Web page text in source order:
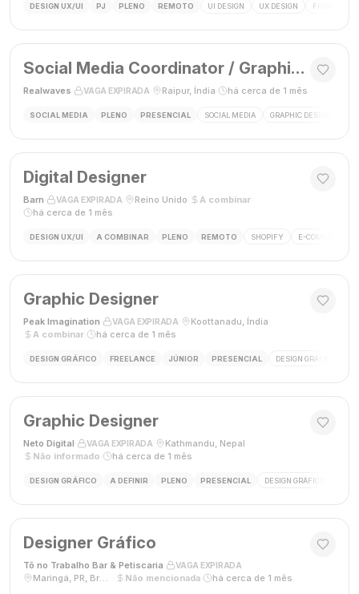
DESIGN UX/UI PJ PLENO REMOTO UI DESIGN UX DESIGN FIGMA
Social Media Coordinator / Graphic Designer
Realwaves VAGA EXPIRADA Raipur, Índia há cerca de 1 mês
SOCIAL MEDIA PLENO PRESENCIAL SOCIAL MEDIA GRAPHIC DESIGN
Digital Designer
Barn VAGA EXPIRADA Reino Unido A combinar·
há cerca de 1 mês
DESIGN UX/UI A COMBINAR PLENO REMOTO SHOPIFY E-COMMERCE
Graphic Designer
Peak Imagination VAGA EXPIRADA Koottanadu, Índia
A combinar
há cerca de 1 mês
DESIGN GRÁFICO FREELANCE JÚNIOR PRESENCIAL DESIGN GRÁFICO
Graphic Designer
Neto Digital VAGA EXPIRADA Kathmandu, Nepal
Não informado
há cerca de 1 mês
DESIGN GRÁFICO A DEFINIR PLENO PRESENCIAL DESIGN GRÁFICO
Designer Gráfico
Tô no Trabalho Bar & Petiscaria VAGA EXPIRADA
Maringá, PR, Brasil
Não mencionada há cerca de 1 mês